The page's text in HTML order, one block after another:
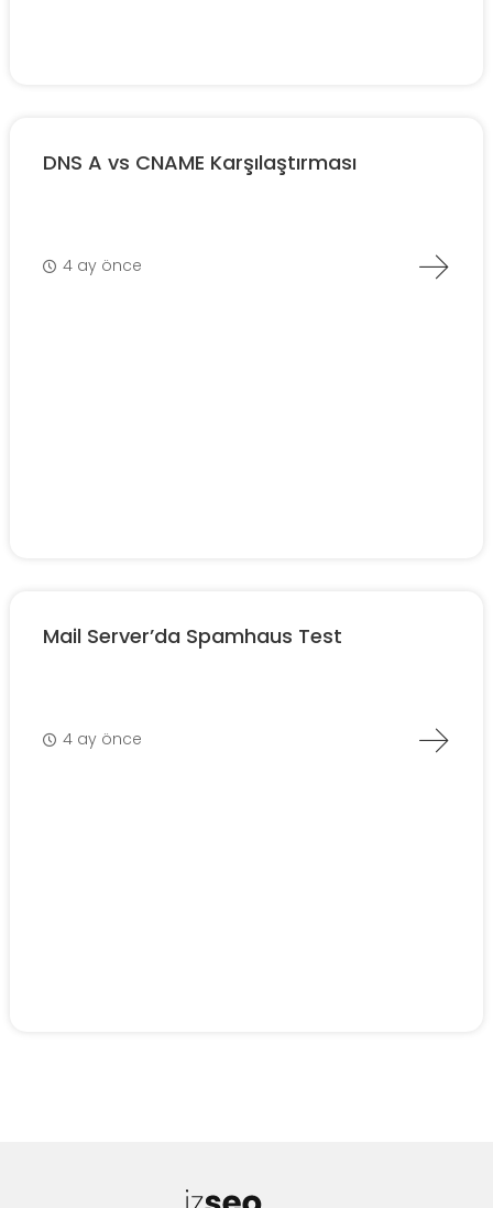
DNS A vs CNAME Karşılaştırması
4 ay önce
Mail Server’da Spamhaus Test
4 ay önce